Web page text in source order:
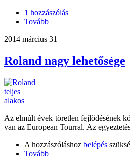
1 hozzászólás
Tovább
2014 március 31
Roland nagy lehetősége
Az elmúlt évek töretlen fejlődésének
van az European Tourral. Az
A hozzászóláshoz belépés
Tovább